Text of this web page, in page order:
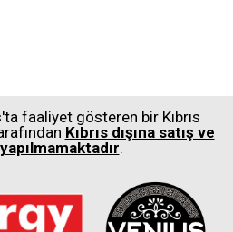
faaliyet gösteren bir Kıbrıs
Kıbrıs dışına satış ve
.